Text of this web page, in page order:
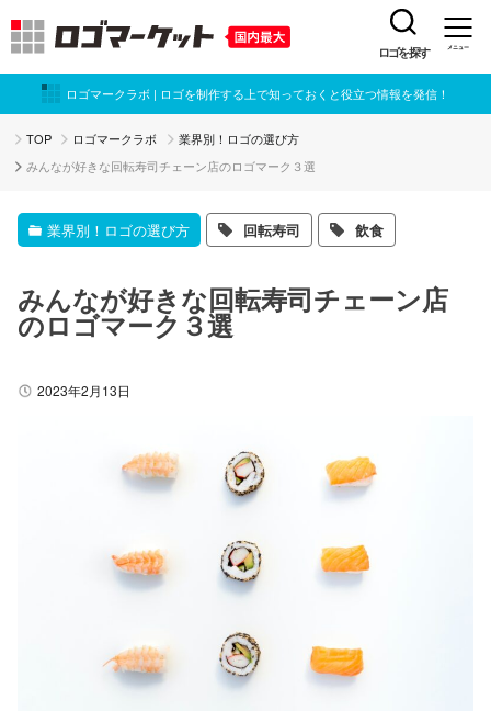
ロゴを探す メニュー
ロゴマークラボ | ロゴを制作する上で知っておくと役立つ情報を発信！
TOP ロゴマークラボ 業界別！ロゴの選び方
みんなが好きな回転寿司チェーン店のロゴマーク３選
業界別！ロゴの選び方 回転寿司 飲食
みんなが好きな回転寿司チェーン店
のロゴマーク３選
2023年2月13日